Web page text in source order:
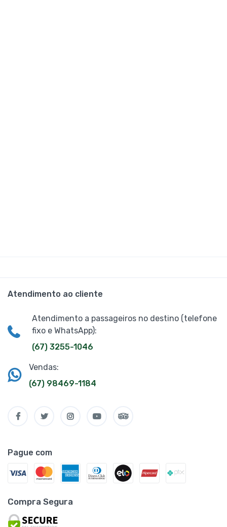
Atendimento ao cliente
Atendimento a passageiros no destino (telefone
fixo e WhatsApp):
(67) 3255-1046
Vendas:
(67) 98469-1184
Pague com
Compra Segura